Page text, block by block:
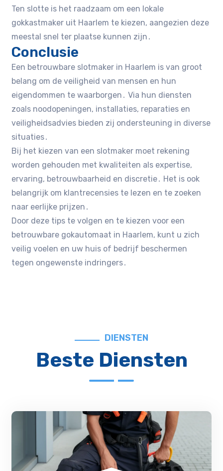
Ten slotte is het raadzaam om een lokale
gokkastmaker uit Haarlem te kiezen, aangezien deze
meestal snel ter plaatse kunnen zijn․
Conclusie
Een betrouwbare slotmaker in Haarlem is van groot
belang om de veiligheid van mensen en hun
eigendommen te waarborgen․ Via hun diensten
zoals noodopeningen, installaties, reparaties en
veiligheidsadvies bieden zij ondersteuning in diverse
situaties․
Bij het kiezen van een slotmaker moet rekening
worden gehouden met kwaliteiten als expertise,
ervaring, betrouwbaarheid en discretie․ Het is ook
belangrijk om klantrecensies te lezen en te zoeken
naar eerlijke prijzen․
Door deze tips te volgen en te kiezen voor een
betrouwbare gokautomaat in Haarlem, kunt u zich
veilig voelen en uw huis of bedrijf beschermen
tegen ongewenste indringers․
DIENSTEN
Beste Diensten